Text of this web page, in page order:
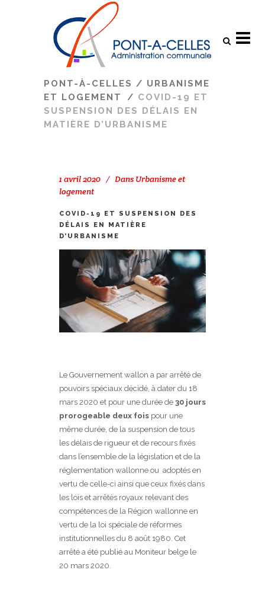
PONT-À-CELLES / URBANISME
ET LOGEMENT
/ COVID-19 ET
SUSPENSION DES DÉLAIS EN
MATIÈRE D’URBANISME
1 avril 2020 Dans Urbanisme et
logement
COVID-19 ET SUSPENSION DES
DÉLAIS EN MATIÈRE
D’URBANISME
Le Gouvernement wallon a par arrêté de
pouvoirs spéciaux décidé, à dater du 18
mars 2020 et pour une durée de 30 jours
prorogeable deux fois pour une
même durée, de la suspension de tous
les délais de rigueur et de recours fixés
dans l’ensemble de la législation et de la
réglementation wallonne ou adoptés en
vertu de celle-ci ainsi que ceux fixés dans
les lois et arrêtés royaux relevant des
compétences de la Région wallonne en
vertu de la loi spéciale de réformes
institutionnelles du 8 août 1980. Cet
arrêté a été publié au Moniteur belge le
20 mars 2020.